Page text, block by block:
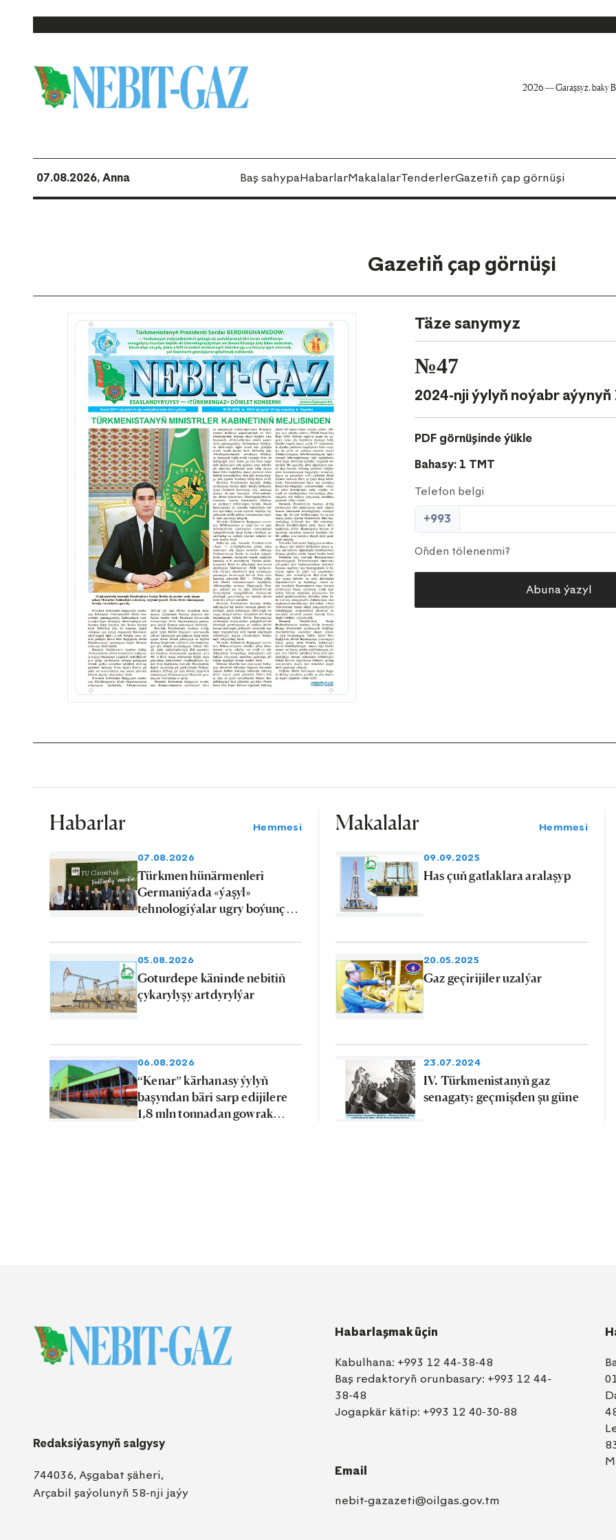
2026 — Garaşsyz, baky
07.08.2026, Anna Baş sahypaHabarlarMakalalarTenderlerGazetiň çap görnüşi
Gazetiň çap görnüşi
Täze sanymyz
№47
2024-nji ýylyň noýabr aýynyň
PDF görnüşinde ýükle
Bahasy: 1 TMT
Telefon belgi
+993
Oňden tölenenmi?
Abuna ýazyl
Habarlar Hemmesi
07.08.2026
Türkmen hünärmenleri
Germaniýada «ýaşyl»
tehnologiýalar ugry boýunça
05.08.2026
Goturdepe käninde nebitiň
çykarylyşy artdyrylýar
06.08.2026
“Kenar” kärhanasy ýylyň
başyndan bäri sarp edijilere
1,8 mln tonnadan gowrak
Makalalar Hemmesi
09.09.2025
Has çuň gatlaklara aralaşyp
20.05.2025
Gaz geçirijiler uzalýar
23.07.2024
IV. Türkmenistanyň gaz
senagaty: geçmişden şu güne
Redaksiýasynyň salgysy
744036, Aşgabat şäheri,
Arçabil şaýolunyň 58-nji jaýy
Habarlaşmak üçin
Kabulhana: +993 12 44-38-48
Baş redaktoryň orunbasary: +993 12 44-
38-48
Jogapkär kätip: +993 12 40-30-88
Email
nebit-gazazeti@oilgas.gov.tm